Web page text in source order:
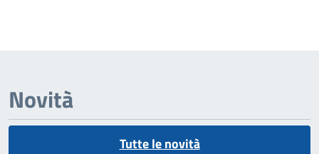
Novità
Tutte le novità